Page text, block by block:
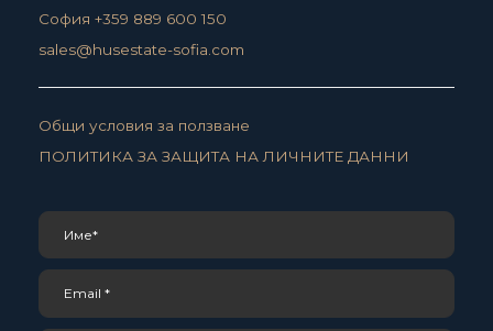
София +359 889 600 150
sales@husestate-sofia.com
Общи условия за ползване
ПОЛИТИКА ЗА ЗАЩИТА НА ЛИЧНИТЕ ДАННИ